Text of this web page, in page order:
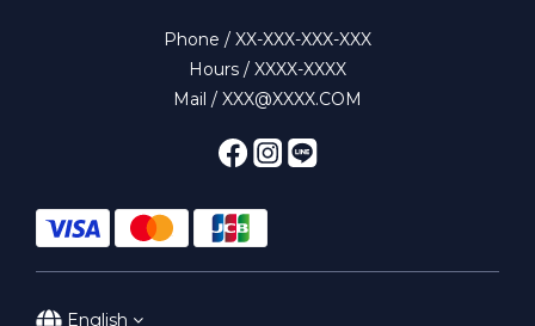
Phone / XX-XXX-XXX-XXX
Hours / XXXX-XXXX
Mail / XXX@XXXX.COM
English